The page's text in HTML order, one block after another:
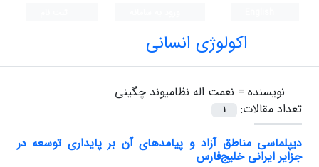
اکولوژی انسانی
نویسنده = نعمت اله نظامیوند چگینی
تعداد مقالات:
1
دیپلماسی مناطق آزاد و پیامدهای آن بر پایداری توسعه در
جزایر ایرانی خلیج‌فارس